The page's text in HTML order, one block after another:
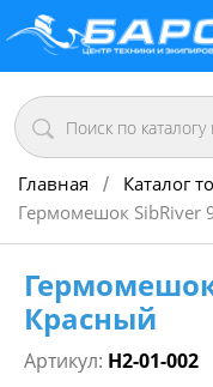
Главная / Каталог
Гермомешок SibRiver
Красный
Артикул: Н2-01-002